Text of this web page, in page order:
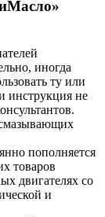
иногда
ту или
инструкция не
пополняется
товаров
двигателях со
и